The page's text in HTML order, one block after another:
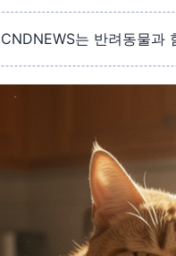
CNDNEWS는 반려동물과